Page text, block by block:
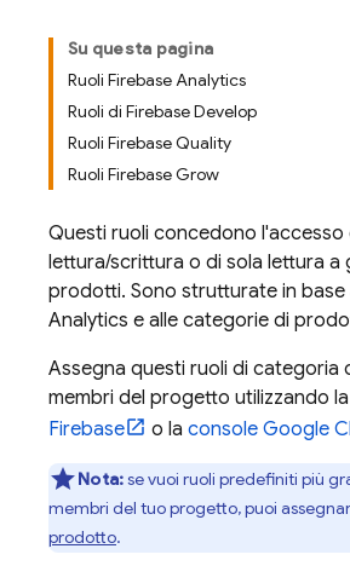
Su questa pagina
Ruoli Firebase Analytics
Ruoli di Firebase Develop
Ruoli Firebase Quality
Ruoli Firebase Grow
Questi ruoli concedono l'accesso
lettura/scrittura o di sola lettura a
prodotti. Sono strutturate in base
Analytics e alle categorie di
Assegna questi ruoli di categoria
membri del progetto utilizzando la
Firebase
o la console Google
Nota:se vuoi ruoli predefiniti più
membri del tuo progetto, puoi
prodotto.